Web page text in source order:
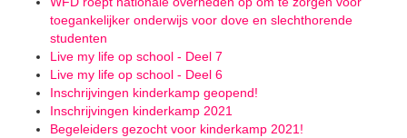
toegankelijker onderwijs voor dove en slechthorende
studenten
Live my life op school - Deel 7
Live my life op school - Deel 6
Inschrijvingen kinderkamp geopend!
Inschrijvingen kinderkamp 2021
Begeleiders gezocht voor kinderkamp 2021!